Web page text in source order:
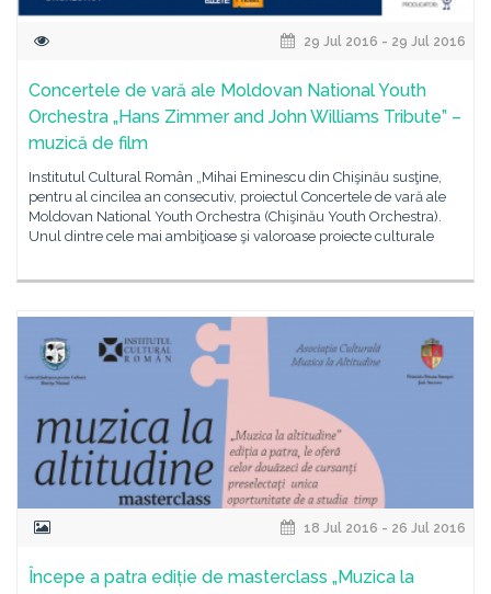
29 Jul 2016 - 29 Jul 2016
Concertele de vară ale Moldovan National Youth
Orchestra „Hans Zimmer and John Williams Tribute” –
muzică de film
Institutul Cultural Român „Mihai Eminescu din Chişinău susţine,
pentru al cincilea an consecutiv, proiectul Concertele de vară ale
Moldovan National Youth Orchestra (Chişinău Youth Orchestra).
Unul dintre cele mai ambiţioase şi valoroase proiecte culturale
18 Jul 2016 - 26 Jul 2016
Începe a patra ediție de masterclass „Muzica la